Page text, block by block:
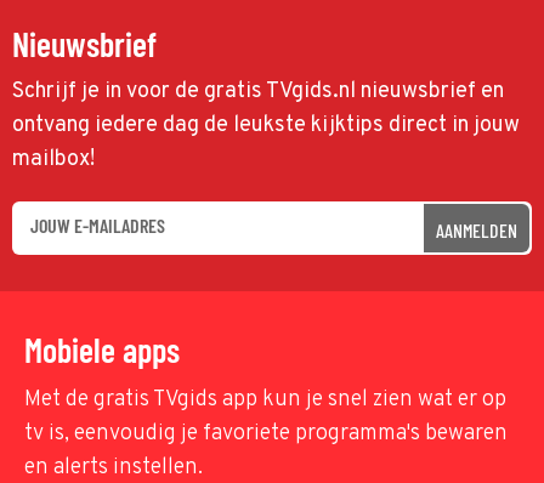
Nieuwsbrief
Schrijf je in voor de gratis TVgids.nl nieuwsbrief en
ontvang iedere dag de leukste kijktips direct in jouw
mailbox!
AANMELDEN
Mobiele apps
Met de gratis TVgids app kun je snel zien wat er op
tv is, eenvoudig je favoriete programma's bewaren
en alerts instellen.